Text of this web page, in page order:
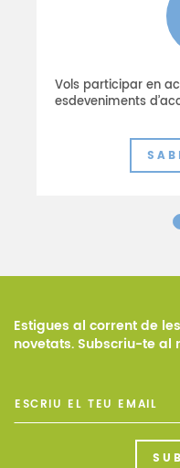
Vols participar en
esdeveniments
Estigues al corrent de
novetats. Subscriu-te al